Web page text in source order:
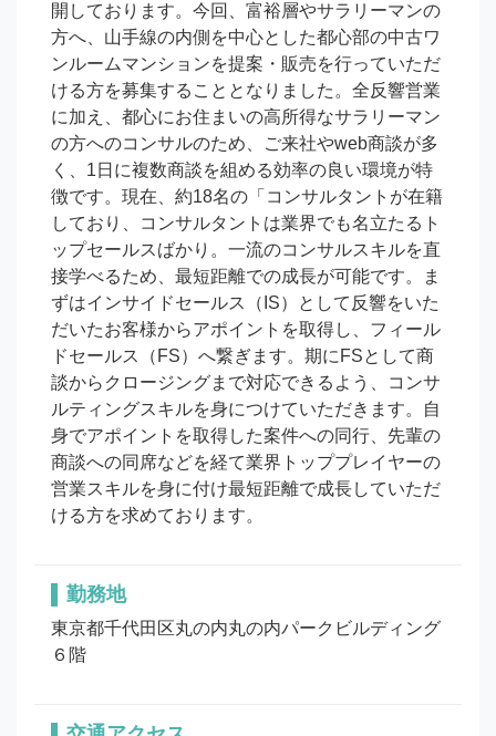
開しております。今回、富裕層やサラリーマンの
方へ、山手線の内側を中心とした都心部の中古ワ
ンルームマンションを提案・販売を行っていただ
ける方を募集することとなりました。全反響営業
に加え、都心にお住まいの高所得なサラリーマン
の方へのコンサルのため、ご来社やweb商談が多
く、1日に複数商談を組める効率の良い環境が特
徴です。現在、約18名の「コンサルタントが在籍
しており、コンサルタントは業界でも名立たるト
ップセールスばかり。一流のコンサルスキルを直
接学べるため、最短距離での成長が可能です。ま
ずはインサイドセールス（IS）として反響をいた
だいたお客様からアポイントを取得し、フィール
ドセールス（FS）へ繋ぎます。期にFSとして商
談からクロージングまで対応できるよう、コンサ
ルティングスキルを身につけていただきます。自
身でアポイントを取得した案件への同行、先輩の
商談への同席などを経て業界トッププレイヤーの
営業スキルを身に付け最短距離で成長していただ
ける方を求めております。
勤務地
東京都千代田区丸の内丸の内パークビルディング
６階